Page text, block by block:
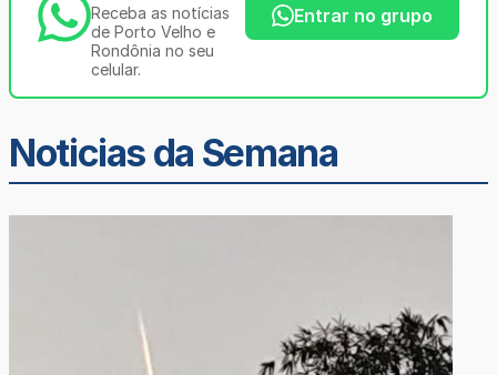
Receba as notícias
de Porto Velho e
Rondônia no seu
celular.
Entrar no grupo
Noticias da Semana